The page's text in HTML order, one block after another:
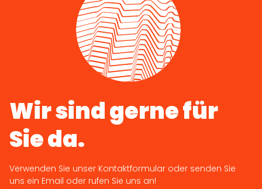
Wir sind gerne für
Sie da.
Verwenden Sie unser Kontaktformular oder senden Sie
uns ein Email oder rufen Sie uns an!